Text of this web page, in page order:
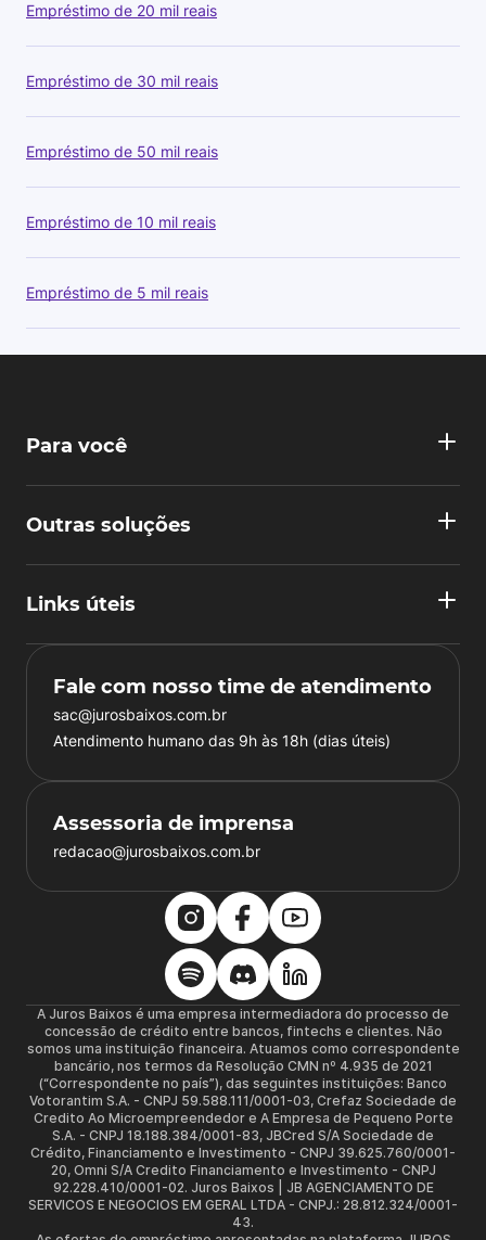
Empréstimo de 20 mil reais
Empréstimo de 30 mil reais
Empréstimo de 50 mil reais
Empréstimo de 10 mil reais
Empréstimo de 5 mil reais
Para você
Outras soluções
Links úteis
Fale com nosso time de atendimento
sac@jurosbaixos.com.br
Atendimento humano das 9h às 18h (dias úteis)
Assessoria de imprensa
redacao@jurosbaixos.com.br
A Juros Baixos é uma empresa intermediadora do processo de
concessão de crédito entre bancos, fintechs e clientes. Não
somos uma instituição financeira. Atuamos como correspondente
bancário, nos termos da Resolução CMN nº 4.935 de 2021
(“Correspondente no país”), das seguintes instituições: Banco
Votorantim S.A. - CNPJ 59.588.111/0001-03, Crefaz Sociedade de
Credito Ao Microempreendedor e A Empresa de Pequeno Porte
S.A. - CNPJ 18.188.384/0001-83, JBCred S/A Sociedade de
Crédito, Financiamento e Investimento - CNPJ 39.625.760/0001-
20, Omni S/A Credito Financiamento e Investimento - CNPJ
92.228.410/0001-02. Juros Baixos | JB AGENCIAMENTO DE
SERVICOS E NEGOCIOS EM GERAL LTDA - CNPJ.: 28.812.324/0001-
43.